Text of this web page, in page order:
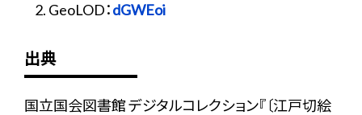
GeoLOD：dGWEoi
出典
国立国会図書館 デジタルコレクション『〔江戸切絵